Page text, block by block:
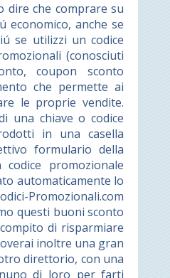
dire che comprare su
anche se
se utilizzi un codice
(conosciuti
coupon sconto
che permette ai
le proprie vendite.
una chiave o codice
in una casella
formulario della
promozionale
automaticamente lo
questi buoni sconto
di risparmiare
inoltre una gran
direttorio, con una
di loro per farti